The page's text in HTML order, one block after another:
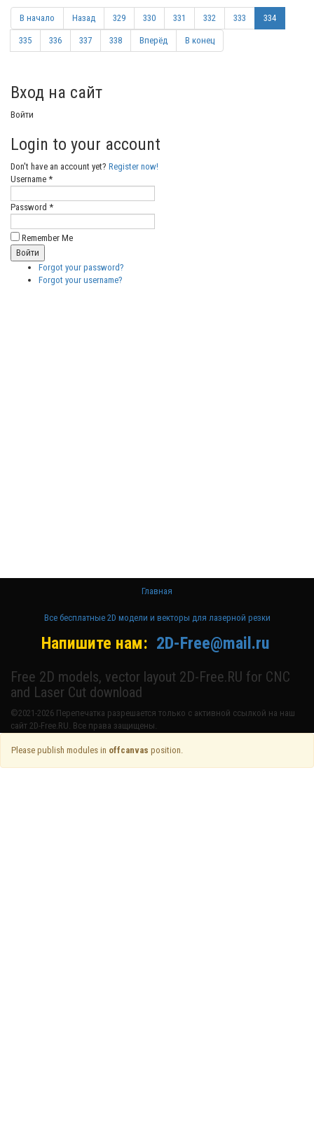
В начало Назад 329 330 331 332 333 334
335 336 337 338 Вперёд В конец
Вход на сайт
Войти
Login to your account
Don't have an account yet? Register now!
Username *
Password *
Remember Me
Forgot your password?
Forgot your username?
Главная
Все бесплатные 2D модели и векторы для лазерной резки
Напишите нам: 2D-Free@mail.ru
Free 2D models, vector layout 2D-Free.RU for CNC
and Laser Cut download
©2021-2026 Перепечатка разрешается только с активной ссылкой на наш
сайт 2D-Free.RU. Все права защищены.
Please publish modules in offcanvas position.